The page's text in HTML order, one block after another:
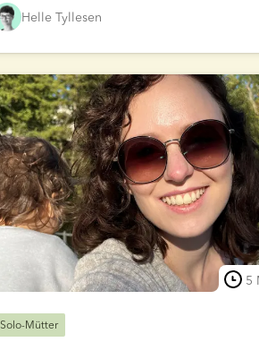
Helle Tyllesen
5
Solo-Mütter